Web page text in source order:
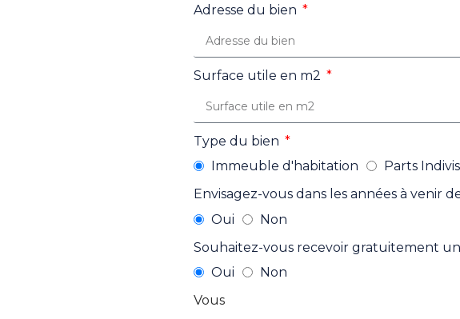
Adresse du bien
Surface utile en m2
Type du bien
Immeuble d'habitation
Parts
Envisagez-vous dans les années à venir
Oui
Non
Souhaitez-vous recevoir gratuitement
Oui
Non
Vous